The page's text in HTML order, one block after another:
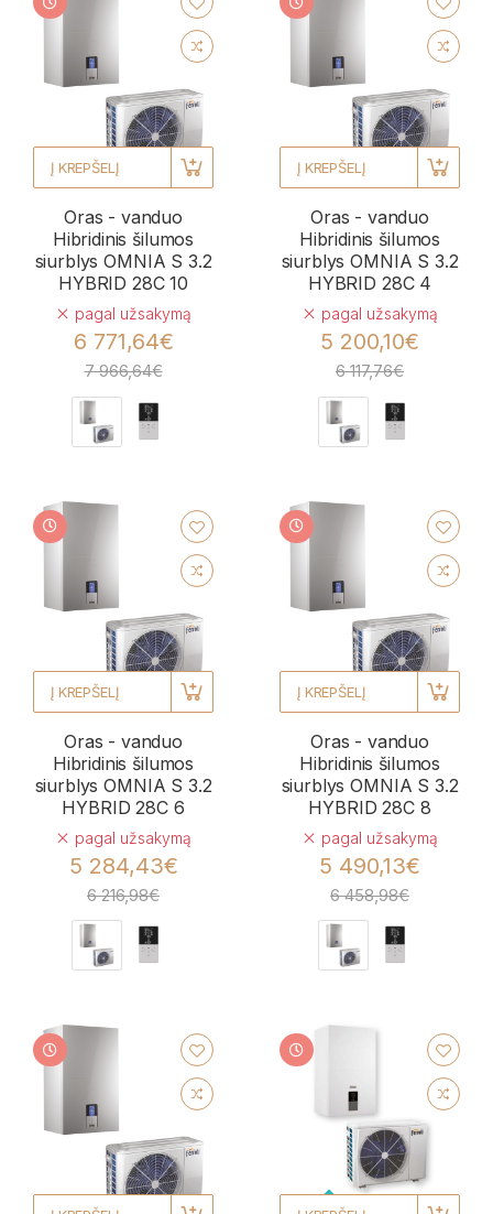
Į KREPŠELĮ
Oras - vanduo
Hibridinis šilumos
siurblys OMNIA S 3.2
HYBRID 28C 10
pagal užsakymą
6 771,64€
7 966,64€
Į KREPŠELĮ
Oras - vanduo
Hibridinis šilumos
siurblys OMNIA S 3.2
HYBRID 28C 4
pagal užsakymą
5 200,10€
6 117,76€
Į KREPŠELĮ
Oras - vanduo
Hibridinis šilumos
siurblys OMNIA S 3.2
HYBRID 28C 6
pagal užsakymą
5 284,43€
6 216,98€
Į KREPŠELĮ
Oras - vanduo
Hibridinis šilumos
siurblys OMNIA S 3.2
HYBRID 28C 8
pagal užsakymą
5 490,13€
6 458,98€